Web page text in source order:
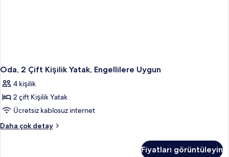
Oda, 2 Çift Kişilik Yatak, Engellilere Uygun
4 kişilik
2 çift Kişilik Yatak
Ücretsiz kablosuz internet
Daha çok detay
Oda,
Fiyatları görüntüleyin